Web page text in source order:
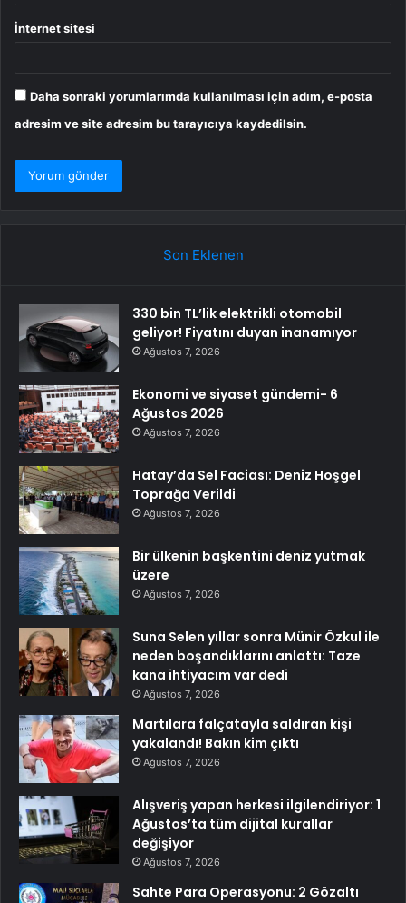
İnternet sitesi
Daha sonraki yorumlarımda kullanılması için adım, e-posta
adresim ve site adresim bu tarayıcıya kaydedilsin.
Son Eklenen
330 bin TL’lik elektrikli otomobil
geliyor! Fiyatını duyan inanamıyor
Ağustos 7, 2026
Ekonomi ve siyaset gündemi- 6
Ağustos 2026
Ağustos 7, 2026
Hatay’da Sel Faciası: Deniz Hoşgel
Toprağa Verildi
Ağustos 7, 2026
Bir ülkenin başkentini deniz yutmak
üzere
Ağustos 7, 2026
Suna Selen yıllar sonra Münir Özkul ile
neden boşandıklarını anlattı: Taze
kana ihtiyacım var dedi
Ağustos 7, 2026
Martılara falçatayla saldıran kişi
yakalandı! Bakın kim çıktı
Ağustos 7, 2026
Alışveriş yapan herkesi ilgilendiriyor: 1
Ağustos’ta tüm dijital kurallar
değişiyor
Ağustos 7, 2026
Sahte Para Operasyonu: 2 Gözaltı